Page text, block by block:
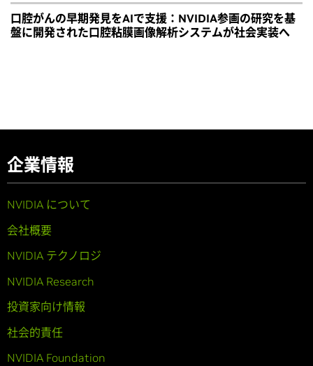
口腔がんの早期発見をAIで支援：NVIDIA参画の研究を基
盤に開発された口腔粘膜画像解析システムが社会実装へ
企業情報
NVIDIA について
会社概要
NVIDIA テクノロジ
NVIDIA Research
投資家向け情報
社会的責任
NVIDIA Foundation